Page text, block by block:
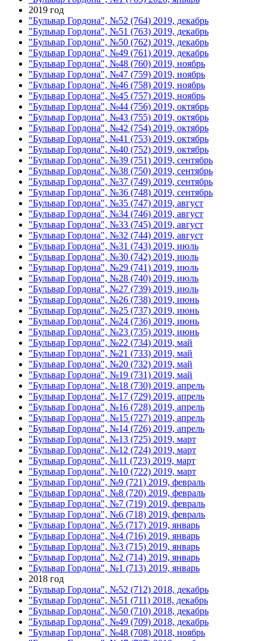
2019 год
"Бульвар Гордона", №52 (764) 2019, декабрь
"Бульвар Гордона", №51 (763) 2019, декабрь
"Бульвар Гордона", №50 (762) 2019, декабрь
"Бульвар Гордона", №49 (761) 2019, декабрь
"Бульвар Гордона", №48 (760) 2019, ноябрь
"Бульвар Гордона", №47 (759) 2019, ноябрь
"Бульвар Гордона", №46 (758) 2019, ноябрь
"Бульвар Гордона", №45 (757) 2019, ноябрь
"Бульвар Гордона", №44 (756) 2019, октябрь
"Бульвар Гордона", №43 (755) 2019, октябрь
"Бульвар Гордона", №42 (754) 2019, октябрь
"Бульвар Гордона", №41 (753) 2019, октябрь
"Бульвар Гордона", №40 (752) 2019, октябрь
"Бульвар Гордона", №39 (751) 2019, сентябрь
"Бульвар Гордона", №38 (750) 2019, сентябрь
"Бульвар Гордона", №37 (749) 2019, сентябрь
"Бульвар Гордона", №36 (748) 2019, сентябрь
"Бульвар Гордона", №35 (747) 2019, август
"Бульвар Гордона", №34 (746) 2019, август
"Бульвар Гордона", №33 (745) 2019, август
"Бульвар Гордона", №32 (744) 2019, август
"Бульвар Гордона", №31 (743) 2019, июль
"Бульвар Гордона", №30 (742) 2019, июль
"Бульвар Гордона", №29 (741) 2019, июль
"Бульвар Гордона", №28 (740) 2019, июль
"Бульвар Гордона", №27 (739) 2019, июль
"Бульвар Гордона", №26 (738) 2019, июнь
"Бульвар Гордона", №25 (737) 2019, июнь
"Бульвар Гордона", №24 (736) 2019, июнь
"Бульвар Гордона", №23 (735) 2019, июнь
"Бульвар Гордона", №22 (734) 2019, май
"Бульвар Гордона", №21 (733) 2019, май
"Бульвар Гордона", №20 (732) 2019, май
"Бульвар Гордона", №19 (731) 2019, май
"Бульвар Гордона", №18 (730) 2019, апрель
"Бульвар Гордона", №17 (729) 2019, апрель
"Бульвар Гордона", №16 (728) 2019, апрель
"Бульвар Гордона", №15 (727) 2019, апрель
"Бульвар Гордона", №14 (726) 2019, апрель
"Бульвар Гордона", №13 (725) 2019, март
"Бульвар Гордона", №12 (724) 2019, март
"Бульвар Гордона", №11 (723) 2019, март
"Бульвар Гордона", №10 (722) 2019, март
"Бульвар Гордона", №9 (721) 2019, февраль
"Бульвар Гордона", №8 (720) 2019, февраль
"Бульвар Гордона", №7 (719) 2019, февраль
"Бульвар Гордона", №6 (718) 2019, февраль
"Бульвар Гордона", №5 (717) 2019, январь
"Бульвар Гордона", №4 (716) 2019, январь
"Бульвар Гордона", №3 (715) 2019, январь
"Бульвар Гордона", №2 (714) 2019, январь
"Бульвар Гордона", №1 (713) 2019, январь
2018 год
"Бульвар Гордона", №52 (712) 2018, декабрь
"Бульвар Гордона", №51 (711) 2018, декабрь
"Бульвар Гордона", №50 (710) 2018, декабрь
"Бульвар Гордона", №49 (709) 2018, декабрь
"Бульвар Гордона", №48 (708) 2018, ноябрь